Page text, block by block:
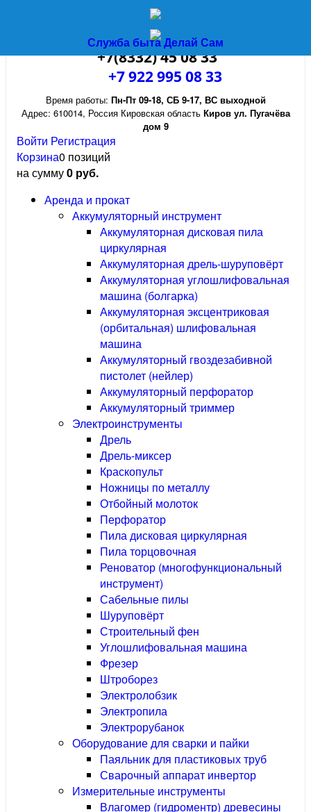
Служба быта Делай Сам
+7(8332) 45 08 33
+7 922 995 08 33
Время работы: Пн-Пт 09-18, СБ 9-17, ВС выходной
Адрес: 610014, Россия Кировская область Киров ул. Пугачёва
дом 9
Войти Регистрация
Корзина0 позиций
на сумму0 руб.
Аренда и прокат
Аккумуляторный инструмент
Аккумуляторная дисковая пила
циркулярная
Аккумуляторная дрель-шуруповёрт
Аккумуляторная углошлифовальная
машина (болгарка)
Аккумуляторная эксцентриковая
(орбитальная) шлифовальная
машина
Аккумуляторный гвоздезабивной
пистолет (нейлер)
Аккумуляторный перфоратор
Аккумуляторный триммер
Электроинструменты
Дрель
Дрель-миксер
Краскопульт
Ножницы по металлу
Отбойный молоток
Перфоратор
Пила дисковая циркулярная
Пила торцовочная
Реноватор (многофункциональный
инструмент)
Сабельные пилы
Шуруповёрт
Строительный фен
Углошлифовальная машина
Фрезер
Штроборез
Электролобзик
Электропила
Электрорубанок
Оборудование для сварки и пайки
Паяльник для пластиковых труб
Сварочный аппарат инвертор
Измерительные инструменты
Влагомер (гидроментр) древесины